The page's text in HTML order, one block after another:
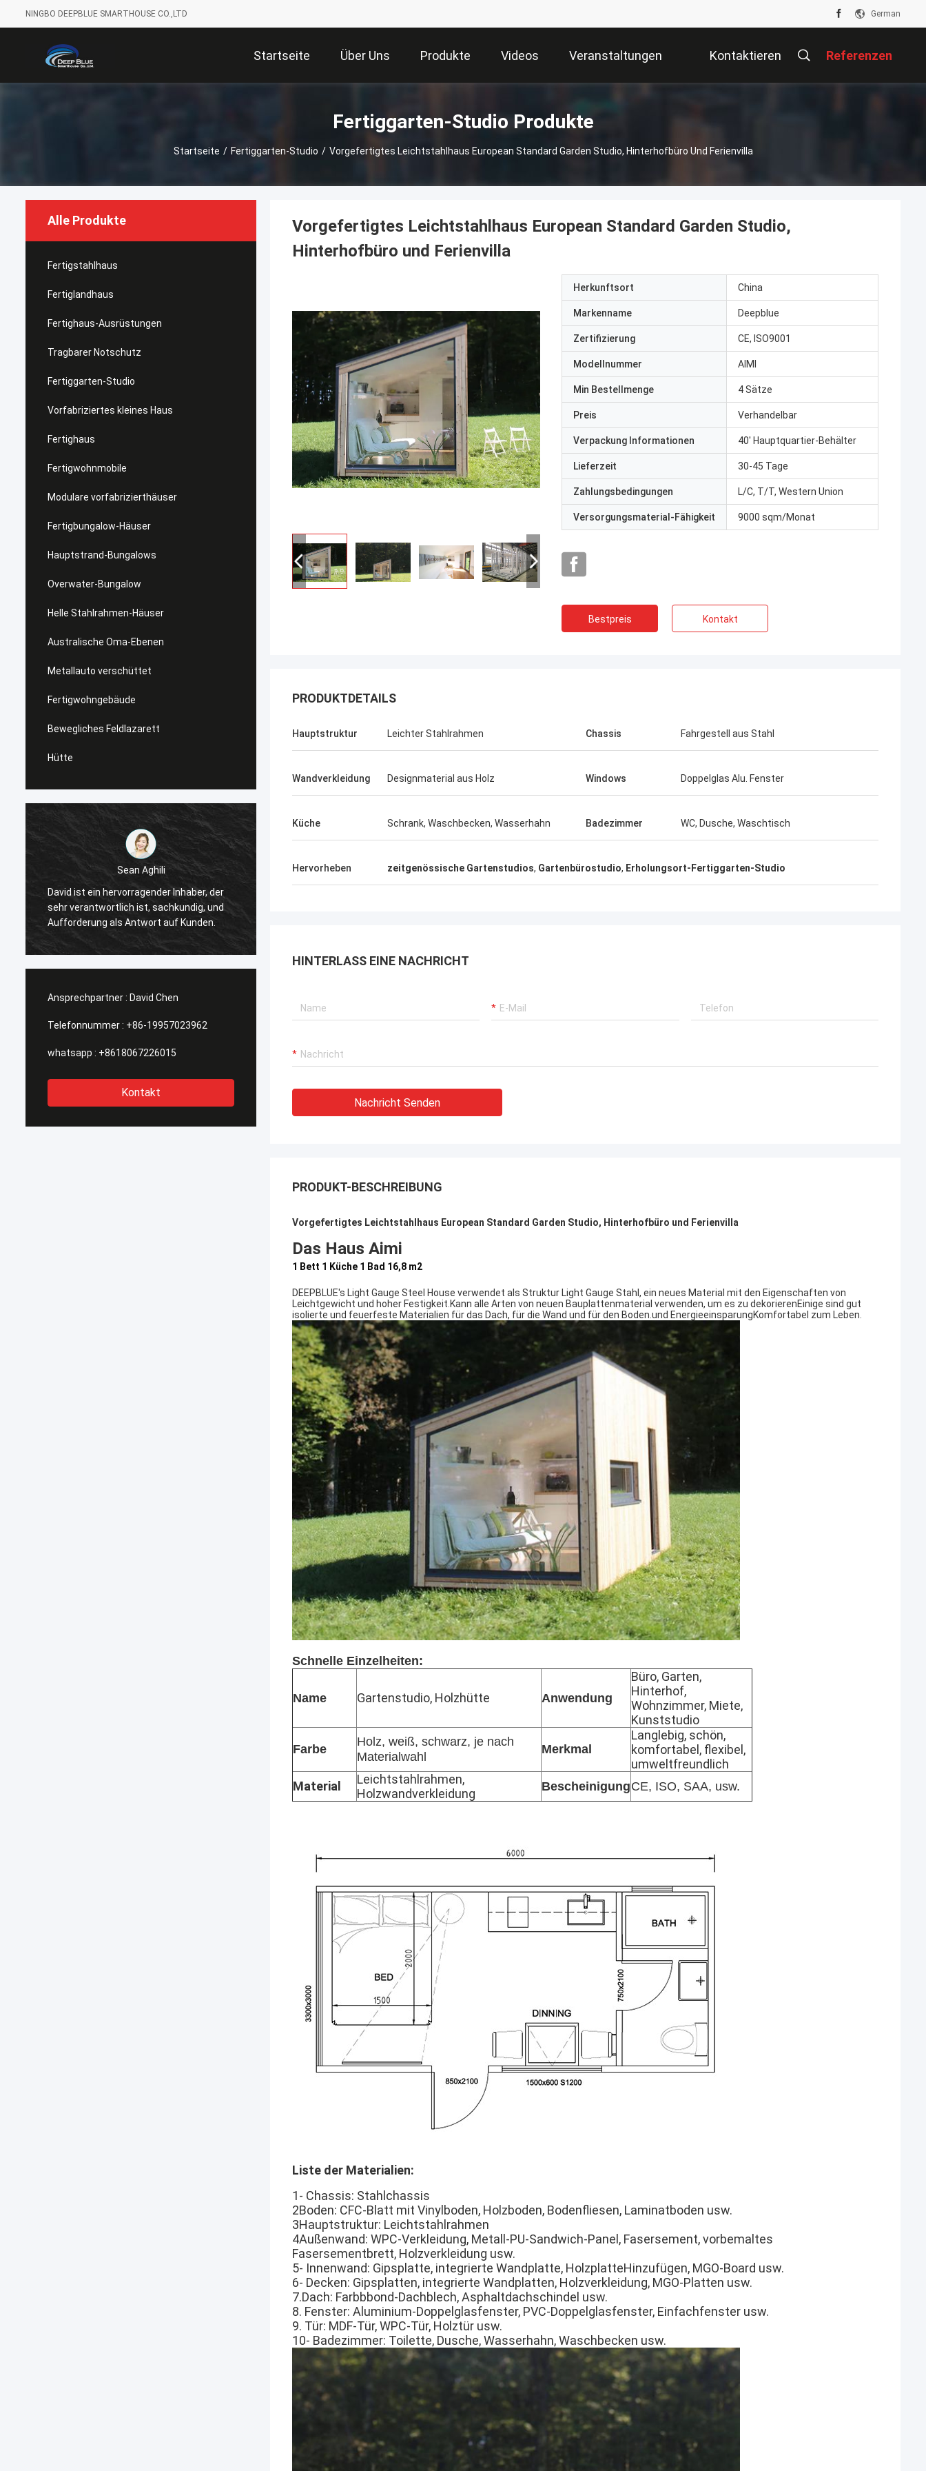
NINGBO DEEPBLUE SMARTHOUSE CO.,LTD German
Startseite Über Uns Produkte Videos Veranstaltungen Kontaktieren Referenzen
Fertiggarten-Studio Produkte
Startseite / Fertiggarten-Studio / Vorgefertigtes Leichtstahlhaus European Standard Garden Studio, Hinterhofbüro Und Ferienvilla
Alle Produkte
Fertigstahlhaus
Fertiglandhaus
Fertighaus-Ausrüstungen
Tragbarer Notschutz
Fertiggarten-Studio
Vorfabriziertes kleines Haus
Fertighaus
Fertigwohnmobile
Modulare vorfabrizierthäuser
Fertigbungalow-Häuser
Hauptstrand-Bungalows
Overwater-Bungalow
Helle Stahlrahmen-Häuser
Australische Oma-Ebenen
Metallauto verschüttet
Fertigwohngebäude
Bewegliches Feldlazarett
Hütte
Sean Aghili
David ist ein hervorragender Inhaber, der
sehr verantwortlich ist, sachkundig, und
Aufforderung als Antwort auf Kunden.
Michael Cairns
Ich empfehle in hohem Grade David von
Ein was für wunderbares Team, ich
Ansprechpartner : David Chen
Telefonnummer : +86-19957023962
whatsapp : +8618067226015
Kontakt
Vorgefertigtes Leichtstahlhaus European Standard Garden Studio,
Hinterhofbüro und Ferienvilla
Herkunftsort China
Markenname Deepblue
Zertifizierung CE, ISO9001
Modellnummer AIMI
Min Bestellmenge 4 Sätze
Preis Verhandelbar
Verpackung Informationen 40' Hauptquartier-Behälter
Lieferzeit 30-45 Tage
Zahlungsbedingungen L/C, T/T, Western Union
Versorgungsmaterial-Fähigkeit 9000 sqm/Monat
Bestpreis Kontakt
PRODUKTDETAILS
Hauptstruktur Leichter Stahlrahmen Chassis Fahrgestell aus Stahl
Wandverkleidung Designmaterial aus Holz Windows Doppelglas Alu. Fenster
Küche Schrank, Waschbecken, Wasserhahn Badezimmer WC, Dusche, Waschtisch
Hervorheben zeitgenössische Gartenstudios, Gartenbürostudio, Erholungsort-Fertiggarten-Studio
HINTERLASS EINE NACHRICHT
Nachricht Senden
PRODUKT-BESCHREIBUNG
Vorgefertigtes Leichtstahlhaus European Standard Garden Studio, Hinterhofbüro und Ferienvilla
Das Haus Aimi
1 Bett 1 Küche 1 Bad 16,8 m2
DEEPBLUE's Light Gauge Steel House verwendet als Struktur Light Gauge Stahl, ein neues Material mit den Eigenschaften von
Leichtgewicht und hoher Festigkeit.Kann alle Arten von neuen Bauplattenmaterial verwenden, um es zu dekorierenEinige sind gut
isolierte und feuerfeste Materialien für das Dach, für die Wand und für den Boden.und EnergieeinsparungKomfortabel zum Leben.
Schnelle Einzelheiten:
Name Gartenstudio, Holzhütte Anwendung
Büro, Garten,
Hinterhof,
Wohnzimmer, Miete,
Kunststudio
Farbe
Holz, weiß, schwarz, je nach
Materialwahl
Merkmal
Langlebig, schön,
komfortabel, flexibel,
umweltfreundlich
Material
Leichtstahlrahmen,
Holzwandverkleidung
BescheinigungCE, ISO, SAA, usw.
Liste der Materialien:
1- Chassis: Stahlchassis
2Boden: CFC-Blatt mit Vinylboden, Holzboden, Bodenfliesen, Laminatboden usw.
3Hauptstruktur: Leichtstahlrahmen
4Außenwand: WPC-Verkleidung, Metall-PU-Sandwich-Panel, Fasersement, vorbemaltes
Fasersementbrett, Holzverkleidung usw.
5- Innenwand: Gipsplatte, integrierte Wandplatte, HolzplatteHinzufügen, MGO-Board usw.
6- Decken: Gipsplatten, integrierte Wandplatten, Holzverkleidung, MGO-Platten usw.
7.Dach: Farbbbond-Dachblech, Asphaltdachschindel usw.
8. Fenster: Aluminium-Doppelglasfenster, PVC-Doppelglasfenster, Einfachfenster usw.
9. Tür: MDF-Tür, WPC-Tür, Holztür usw.
10- Badezimmer: Toilette, Dusche, Wasserhahn, Waschbecken usw.